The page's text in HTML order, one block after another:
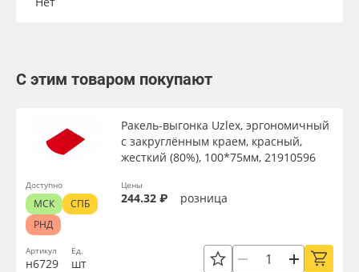
С этим товаром покупают
Артикул
н6729
Ракель-выгонка Uzlex, эргономичный
с закруглённым краем, красный,
жесткий (80%), 100*75мм, 21910596
Ед.
шт
Цены
244.32 ₽ розница
Доступно
МСК
СПБ
РНД